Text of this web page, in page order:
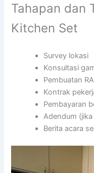
Tahapan dan
Kitchen Set
Survey lokasi
Konsultasi
Pembuatan
Kontrak
Pembayaran
Adendum (jika
Berita acara